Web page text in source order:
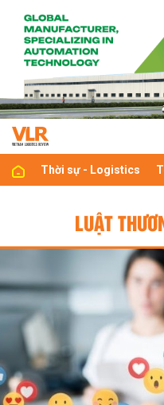
Thời sự - Logistics
LUẬT